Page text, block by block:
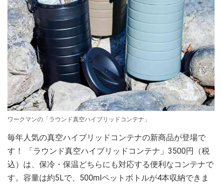
ワークマンの「ラウンド真空ハイブリッドコンテナ」
毎年人気の真空ハイブリッドコンテナの新商品が登場で
す！ 「ラウンド真空ハイブリッドコンテナ」3500円（税
込）は、保冷・保温どちらにも対応する便利なコンテナで
す。容量は約5Lで、500mlペットボトルが4本収納できま